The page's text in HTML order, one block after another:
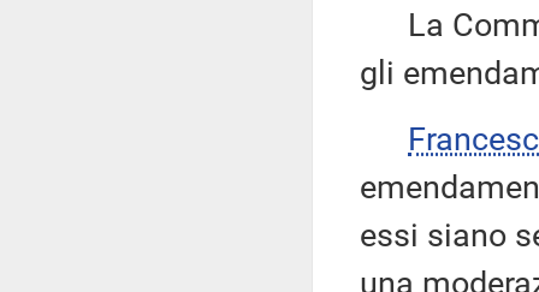
La
gli
essi siano
una